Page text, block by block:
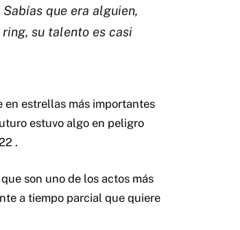
que era alguien,
su talento es casi
en estrellas más importantes
estuvo algo en peligro
.
son uno de los actos más
a tiempo parcial que quiere